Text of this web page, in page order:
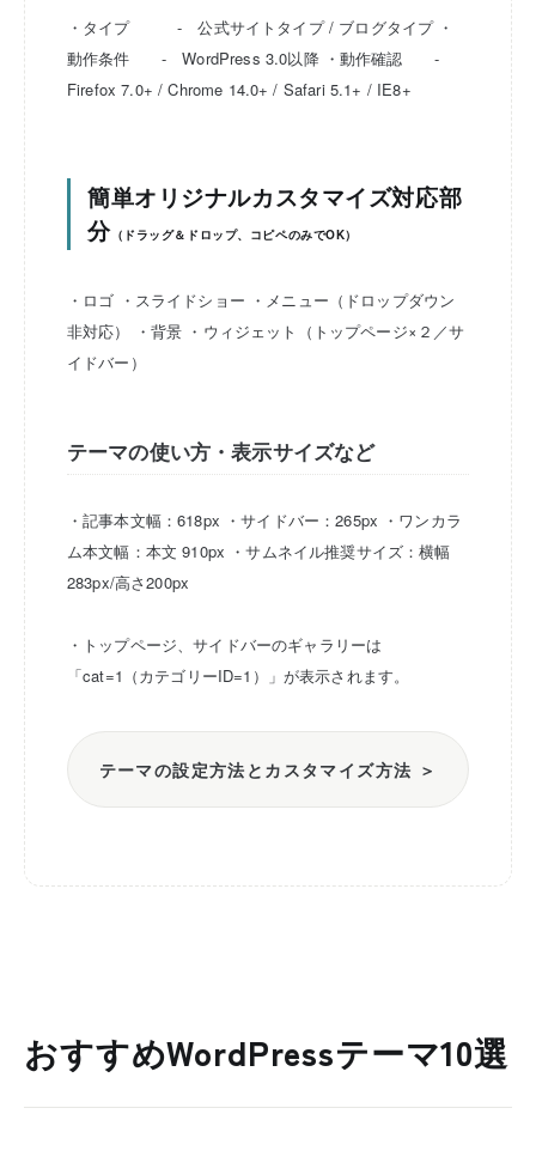
・タイプ - 公式サイトタイプ / ブログタイプ・
動作条件 - WordPress 3.0以降・動作確認 -
Firefox 7.0+ / Chrome 14.0+ / Safari 5.1+ / IE8+
簡単オリジナルカスタマイズ対応部
分（ドラッグ＆ドロップ、コピペのみでOK）
・ロゴ ・スライドショー ・メニュー（ドロップダウン
非対応）
・背景 ・ウィジェット（トップページ×２／サ
イドバー）
テーマの使い方・表示サイズなど
・記事本文幅：618px ・サイドバー：265px ・ワンカラ
ム本文幅：本文 910px ・サムネイル推奨サイズ：横幅
283px/高さ200px
・トップページ、サイドバーのギャラリーは
「cat=1（カテゴリーID=1）」が表示されます。
テーマの設定方法とカスタマイズ方法 ＞
おすすめWordPressテーマ10選